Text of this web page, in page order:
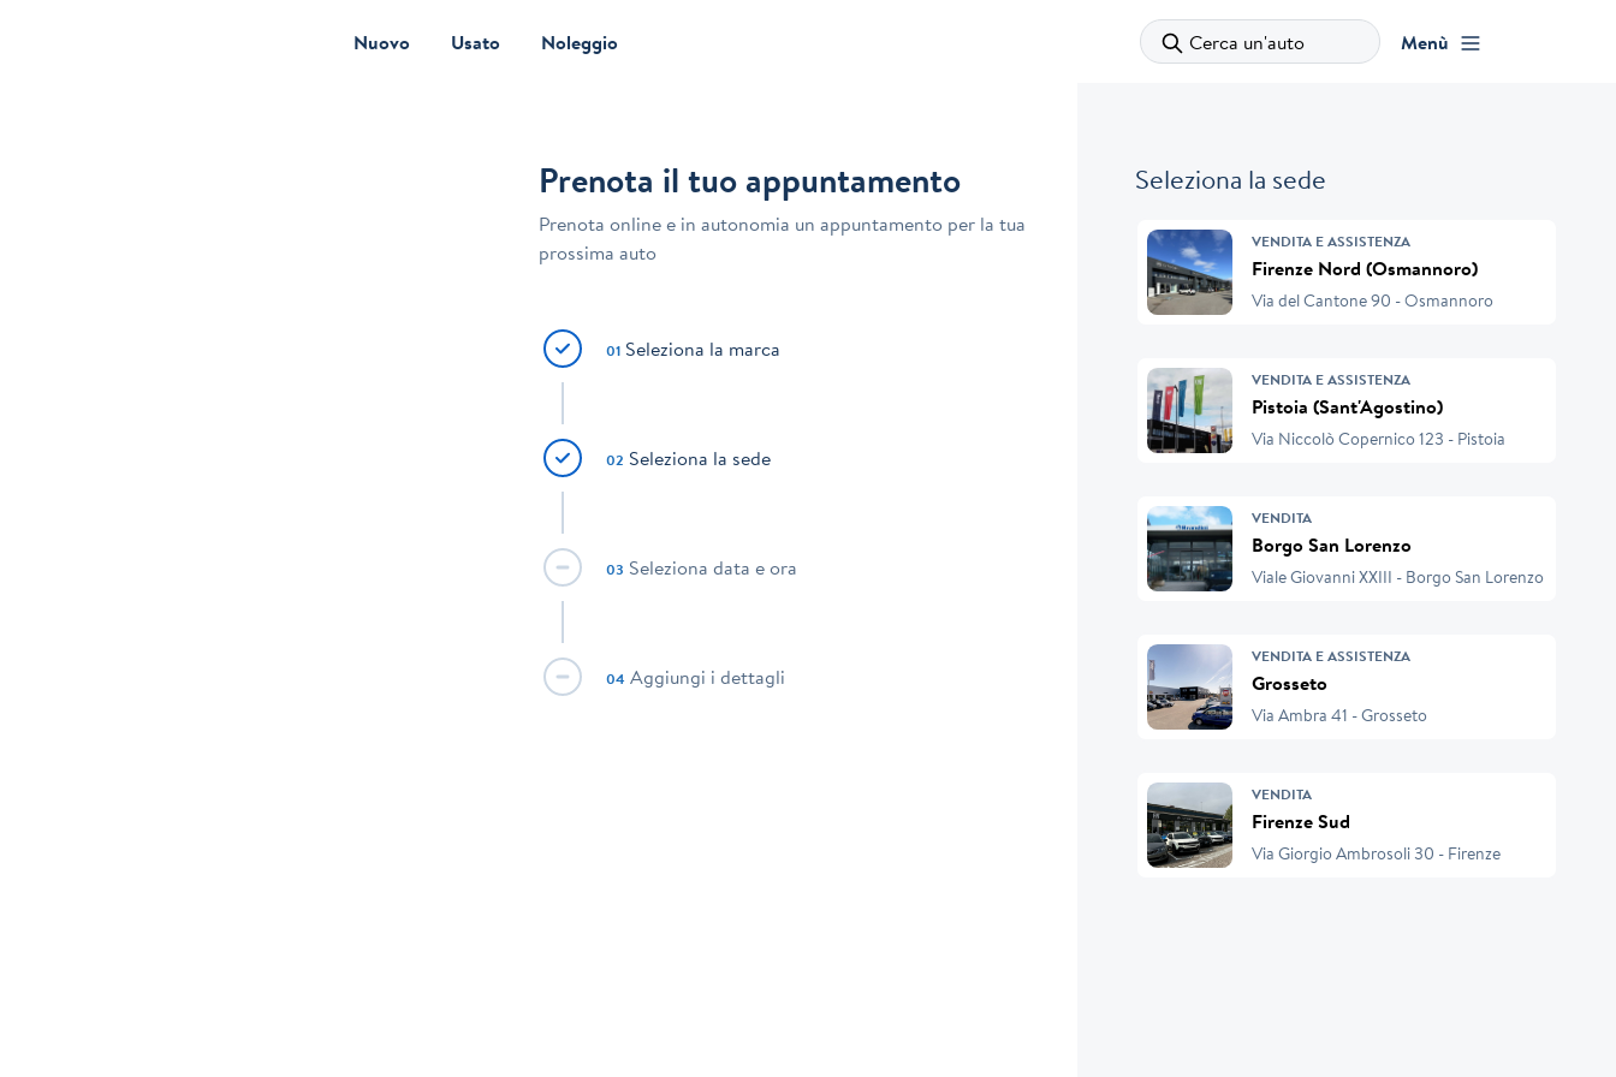
Nuovo Usato Noleggio Cerca un'auto Menù
Prenota il tuo appuntamento
Prenota online e in autonomia un appuntamento per la tua
prossima auto
01 Seleziona la marca
02 Seleziona la sede
03 Seleziona data e ora
04 Aggiungi i dettagli
Seleziona la sede
VENDITA E ASSISTENZA
Firenze Nord (Osmannoro)
Via del Cantone 90 - Osmannoro
VENDITA E ASSISTENZA
Pistoia (Sant'Agostino)
Via Niccolò Copernico 123 - Pistoia
VENDITA
Borgo San Lorenzo
Viale Giovanni XXIII - Borgo San Lorenzo
VENDITA E ASSISTENZA
Grosseto
Via Ambra 41 - Grosseto
VENDITA
Firenze Sud
Via Giorgio Ambrosoli 30 - Firenze